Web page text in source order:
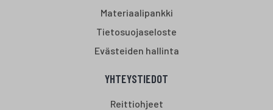
Materiaalipankki
Tietosuojaseloste
Evästeiden hallinta
YHTEYSTIEDOT
Reittiohjeet